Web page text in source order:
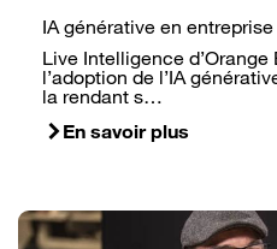
IA générative en
Live Intelligence
l’adoption de l’IA
la rendant s…
En savoir plus